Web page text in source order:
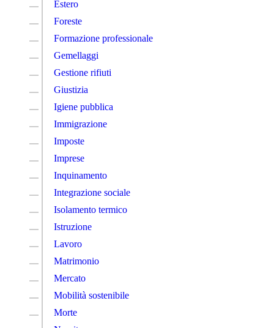
Estero
Foreste
Formazione professionale
Gemellaggi
Gestione rifiuti
Giustizia
Igiene pubblica
Immigrazione
Imposte
Imprese
Inquinamento
Integrazione sociale
Isolamento termico
Istruzione
Lavoro
Matrimonio
Mercato
Mobilità sostenibile
Morte